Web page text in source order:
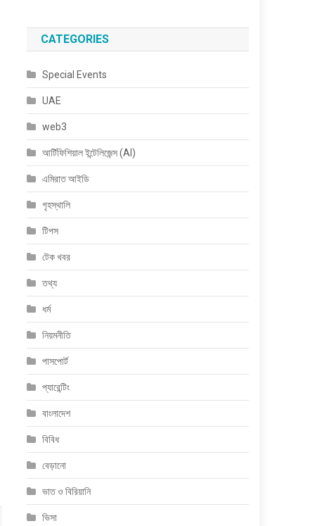
CATEGORIES
Special Events
UAE
web3
আর্টিফিশিয়াল ইন্টেলিজেন্স (AI)
এমিরাত আইডি
গৃহস্থালি
টিপস
টেক খবর
তথ্য
ধর্ম
নিয়মনীতি
পাসপোর্ট
প্যারেন্টিং
বাংলাদেশ
বিবিধ
বেড়ানো
ভাত ও বিরিয়ানি
ভিসা